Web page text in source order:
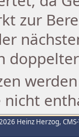
zur
nicht
Heinz Herzog,